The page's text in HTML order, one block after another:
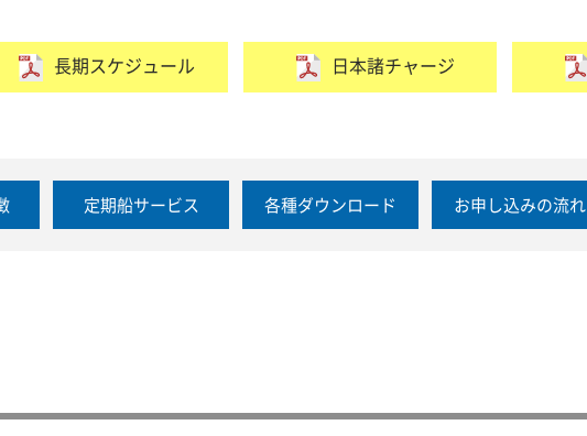
長期スケジュール 日本諸チャージ
定期船サービス 各種ダウンロード お申し込みの流れ